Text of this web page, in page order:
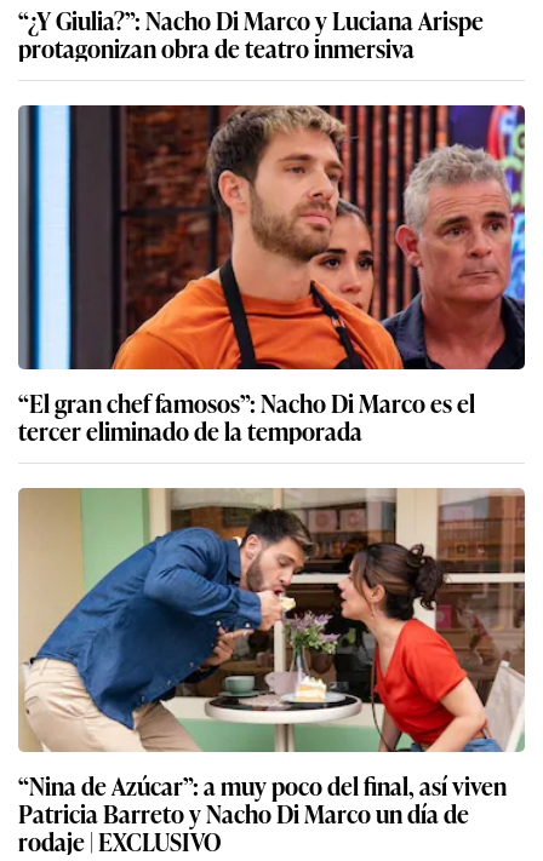
“¿Y Giulia?”: Nacho Di Marco y Luciana Arispe
protagonizan obra de teatro inmersiva
“El gran chef famosos”: Nacho Di Marco es el
tercer eliminado de la temporada
“Nina de Azúcar”: a muy poco del final, así viven
Patricia Barreto y Nacho Di Marco un día de
rodaje | EXCLUSIVO